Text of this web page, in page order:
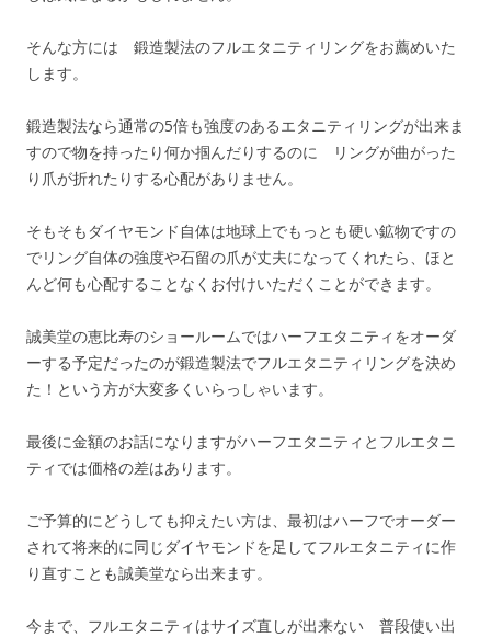
そんな方には 鍛造製法のフルエタニティリングをお薦めいた
します。
鍛造製法なら通常の5倍も強度のあるエタニティリングが出来ま
すので物を持ったり何か掴んだりするのに リングが曲がった
り爪が折れたりする心配がありません。
そもそもダイヤモンド自体は地球上でもっとも硬い鉱物ですの
でリング自体の強度や石留の爪が丈夫になってくれたら、ほと
んど何も心配することなくお付けいただくことができます。
誠美堂の恵比寿のショールームではハーフエタニティをオーダ
ーする予定だったのが鍛造製法でフルエタニティリングを決め
た！という方が大変多くいらっしゃいます。
最後に金額のお話になりますがハーフエタニティとフルエタニ
ティでは価格の差はあります。
ご予算的にどうしても抑えたい方は、最初はハーフでオーダー
されて将来的に同じダイヤモンドを足してフルエタニティに作
り直すことも誠美堂なら出来ます。
今まで、フルエタニティはサイズ直しが出来ない 普段使い出